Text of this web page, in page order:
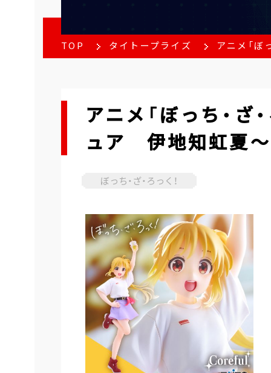
TOP タイトープライズ アニメ「
アニメ「ぼっち・
ュア 伊地知虹夏
ぼっち・ざ・ろっく！